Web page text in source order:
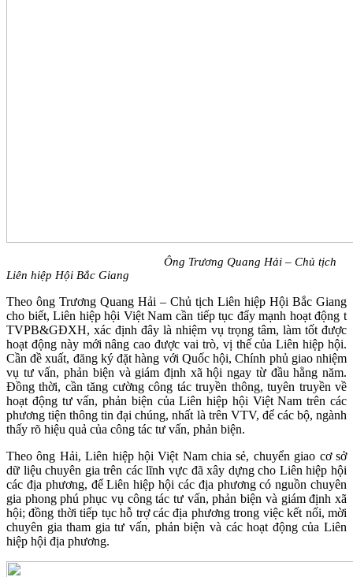
Ông Trương Quang Hải – Chủ tịch
Liên hiệp Hội Bắc Giang
Theo ông Trương Quang Hải – Chủ tịch Liên hiệp Hội Bắc Giang
cho biết, Liên hiệp hội Việt Nam cần tiếp tục đẩy mạnh hoạt động t
TVPB&GĐXH, xác định đây là nhiệm vụ trọng tâm, làm tốt được
hoạt động này mới nâng cao được vai trò, vị thế của Liên hiệp hội.
Cần đề xuất, đăng ký đặt hàng với Quốc hội, Chính phủ giao nhiệm
vụ tư vấn, phản biện và giám định xã hội ngay từ đầu hằng năm.
Đồng thời, cần tăng cường công tác truyền thông, tuyên truyền về
hoạt động tư vấn, phản biện của Liên hiệp hội Việt Nam trên các
phương tiện thông tin đại chúng, nhất là trên VTV, để các bộ, ngành
thấy rõ hiệu quả của công tác tư vấn, phản biện.
Theo ông Hải, Liên hiệp hội Việt Nam chia sẻ, chuyển giao cơ sở
dữ liệu chuyên gia trên các lĩnh vực đã xây dựng cho Liên hiệp hội
các địa phương, để Liên hiệp hội các địa phương có nguồn chuyên
gia phong phú phục vụ công tác tư vấn, phản biện và giám định xã
hội; đồng thời tiếp tục hỗ trợ các địa phương trong việc kết nối, mời
chuyên gia tham gia tư vấn, phản biện và các hoạt động của Liên
hiệp hội địa phương.